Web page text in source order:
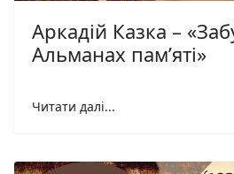
Аркадій Казка –
Альманах пам’яті»
Читати далі...